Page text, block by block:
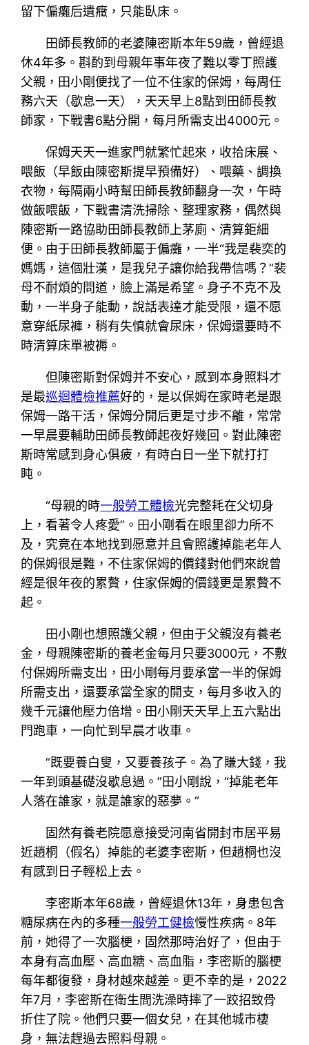
留下偏癱后遺癥，只能臥床。
田師長教師的老婆陳密斯本年59歲，曾經退
休4年多。斟酌到母親年事年夜了難以零丁照護
父親，田小剛便找了一位不住家的保姆，每周任
務六天（歇息一天），天天早上8點到田師長教
師家，下戰書6點分開，每月所需支出4000元。
保姆天天一進家門就繁忙起來，收拾床展、
喂飯（早飯由陳密斯提早預備好）、喂藥、調換
衣物，每隔兩小時幫田師長教師翻身一次，午時
做飯喂飯，下戰書清洗掃除、整理家務，偶然與
陳密斯一路協助田師長教師上茅廁、清算鉅細
便。由于田師長教師屬于偏癱，一半“我是裴奕的
媽媽，這個壯漢，是我兒子讓你給我帶信嗎？”裴
母不耐煩的問道，臉上滿是希望。身子不克不及
動，一半身子能動，說話表達才能受限，還不愿
意穿紙尿褲，稍有失慎就會尿床，保姆還要時不
時清算床單被褥。
但陳密斯對保姆并不安心，感到本身照料才
是最巡迴體檢推薦好的，是以保姆在家時老是跟
保姆一路干活，保姆分開后更是寸步不離，常常
一早晨要輔助田師長教師起夜好幾回。對此陳密
斯時常感到身心俱疲，有時白日一坐下就打打
盹。
“母親的時一般勞工體檢光完整耗在父切身
上，看著令人疼愛”。田小剛看在眼里卻力所不
及，究竟在本地找到愿意并且會照護掉能老年人
的保姆很是難，不住家保姆的價錢對他們來說曾
經是很年夜的累贅，住家保姆的價錢更是累贅不
起。
田小剛也想照護父親，但由于父親沒有養老
金，母親陳密斯的養老金每月只要3000元，不敷
付保姆所需支出，田小剛每月要承當一半的保姆
所需支出，還要承當全家的開支，每月多收入的
幾千元讓他壓力倍增。田小剛天天早上五六點出
門跑車，一向忙到早晨才收車。
“既要養白叟，又要養孩子。為了賺大錢，我
一年到頭基礎沒歇息過。”田小剛說，“掉能老年
人落在誰家，就是誰家的惡夢。”
固然有養老院愿意接受河南省開封市居平易
近趙桐（假名）掉能的老婆李密斯，但趙桐也沒
有感到日子輕松上去。
李密斯本年68歲，曾經退休13年，身患包含
糖尿病在內的多種一般勞工健檢慢性疾病。8年
前，她得了一次腦梗，固然那時治好了，但由于
本身有高血壓、高血糖、高血脂，李密斯的腦梗
每年都復發，身材越來越差。更不幸的是，2022
年7月，李密斯在衛生間洗澡時摔了一跤招致骨
折住了院。他們只要一個女兒，在其他城市棲
身，無法趕過去照料母親。